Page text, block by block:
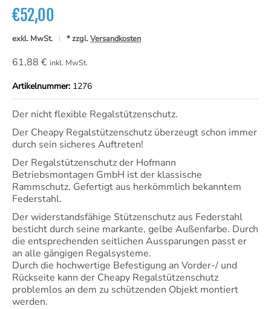
€52,00
exkl. MwSt. * zzgl.Versandkosten
61,88 € inkl. MwSt.
Artikelnummer: 1276
Der nicht flexible Regalstützenschutz.
Der Cheapy Regalstützenschutz überzeugt schon immer
durch sein sicheres Auftreten!
Der Regalstützenschutz der Hofmann
Betriebsmontagen GmbH ist der klassische
Rammschutz. Gefertigt aus herkömmlich bekanntem
Federstahl.
Der widerstandsfähige Stützenschutz aus Federstahl
besticht durch seine markante, gelbe Außenfarbe. Durch
die entsprechenden seitlichen Aussparungen passt er
an alle gängigen Regalsysteme.
Durch die hochwertige Befestigung an Vorder-/ und
Rückseite kann der Cheapy Regalstützenschutz
problemlos an dem zu schützenden Objekt montiert
werden.